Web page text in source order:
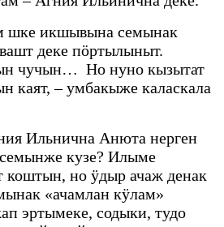
шке икшывына семынак
деке пӧртылыныт.
чучын… Но нуно кызытат
каят, – умбакыже каласкала
Ильнична Анюта нерген
кузе? Илыме
но ӱдыр ачаж денак
«ачамлан кӱлам»
эртымеке, содыки, тудо